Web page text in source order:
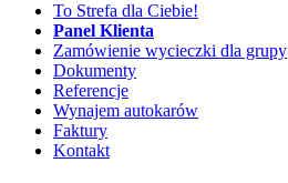
To Strefa dla Ciebie!
Panel Klienta
Zamówienie wycieczki dla grupy
Dokumenty
Referencje
Wynajem autokarów
Faktury
Kontakt